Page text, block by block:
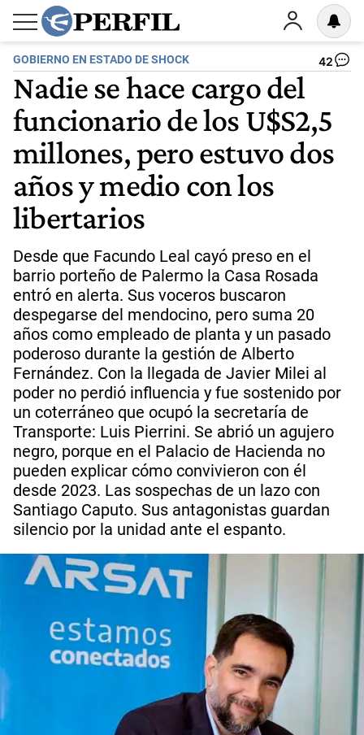
GOBIERNO EN ESTADO DE SHOCK 42
Nadie se hace cargo del
funcionario de los U$S2,5
millones, pero estuvo dos
años y medio con los
libertarios
Desde que Facundo Leal cayó preso en el
barrio porteño de Palermo la Casa Rosada
entró en alerta. Sus voceros buscaron
despegarse del mendocino, pero suma 20
años como empleado de planta y un pasado
poderoso durante la gestión de Alberto
Fernández. Con la llegada de Javier Milei al
poder no perdió influencia y fue sostenido por
un coterráneo que ocupó la secretaría de
Transporte: Luis Pierrini. Se abrió un agujero
negro, porque en el Palacio de Hacienda no
pueden explicar cómo convivieron con él
desde 2023. Las sospechas de un lazo con
Santiago Caputo. Sus antagonistas guardan
silencio por la unidad ante el espanto.